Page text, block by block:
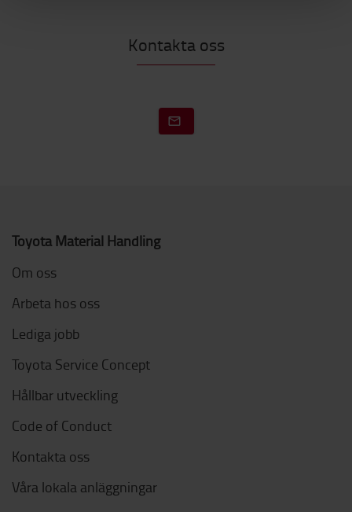
Kontakta oss
Toyota Material Handling
Om oss
Arbeta hos oss
Lediga jobb
Toyota Service Concept
Hållbar utveckling
Code of Conduct
Kontakta oss
Våra lokala anläggningar